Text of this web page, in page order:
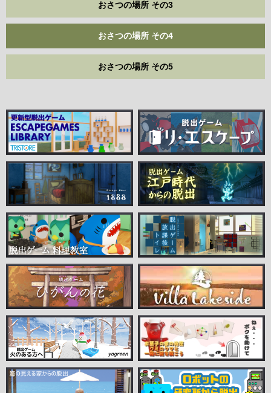
おさつの場所 その3
おさつの場所 その4
おさつの場所 その5